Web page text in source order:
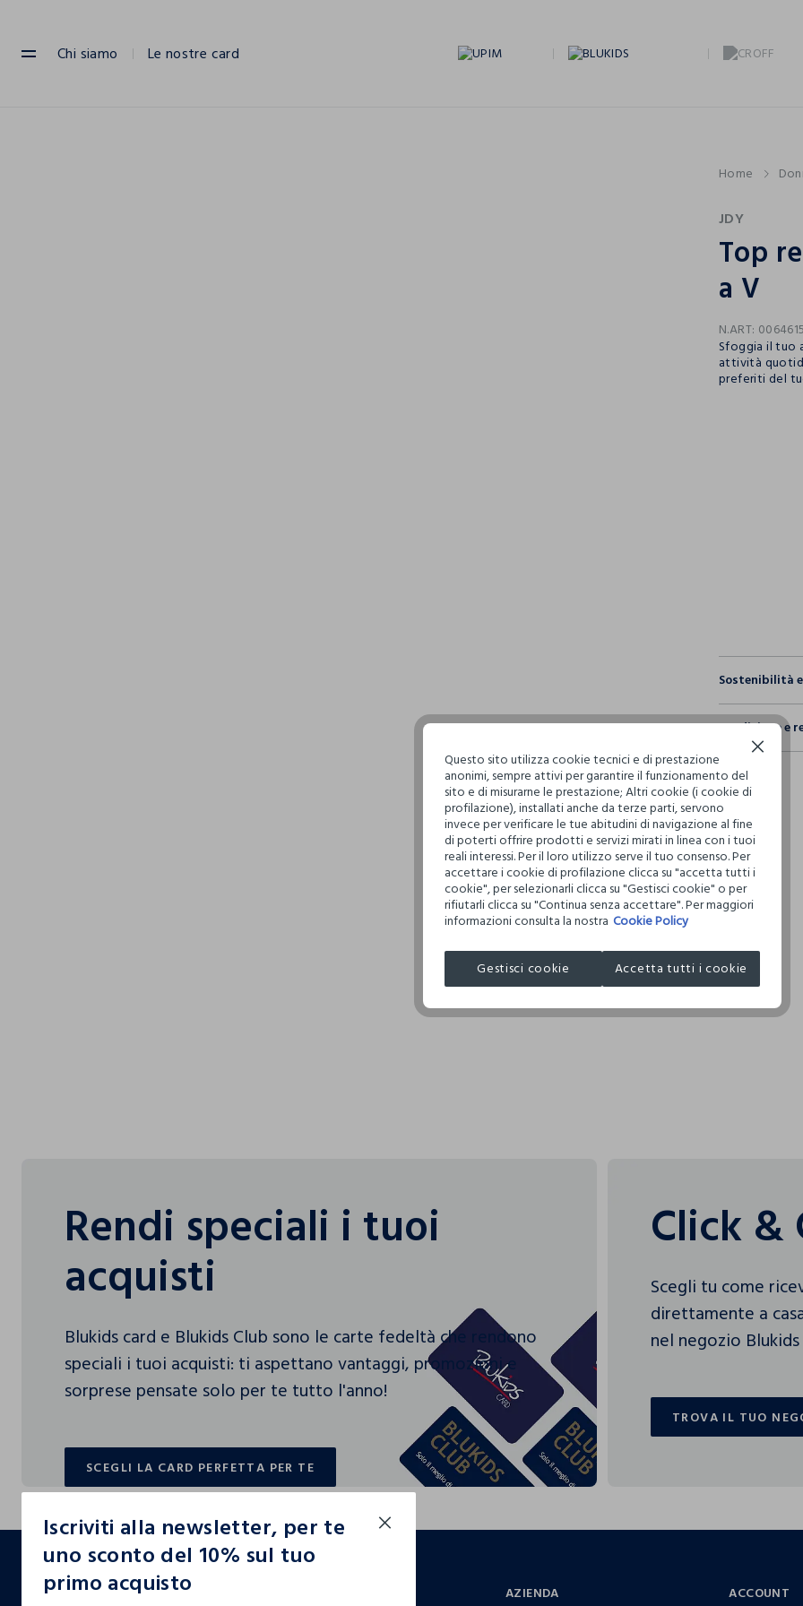
Chi siamo Le nostre card
Home
JDY
Top
a V
N.ART:
Sfoggia il tuo
attività
preferiti del
Sostenibilità
Sicurezza
Il 100%
fisici, per
definito per
restrittivi
Clicca qui
I nostri
BESTSELLER
Spedizione e
Hai fino a
per
Rendi speciali i tuoi
acquisti
Blukids card e Blukids Club sono le carte fedeltà che rendono
speciali i tuoi acquisti: ti aspettano vantaggi, promozioni e
sorprese pensate solo per te tutto l'anno!
SCEGLI LA CARD PERFETTA PER TE
SCEGLI LA CARD PERFETTA PER TE
Click &
Scegli tu come
direttamente a
nel negozio
TROVA IL TUO
TROVA IL TUO
Iscriviti alla newsletter, per te
uno sconto del 10% sul tuo
primo acquisto
footer.ariatitle
AZIENDA
ACCOUNT
Questo sito utilizza cookie tecnici e di prestazione
anonimi, sempre attivi per garantire il funzionamento del
sito e di misurarne le prestazione; Altri cookie (i cookie di
profilazione), installati anche da terze parti, servono
invece per verificare le tue abitudini di navigazione al fine
di poterti offrire prodotti e servizi mirati in linea con i tuoi
reali interessi. Per il loro utilizzo serve il tuo consenso. Per
accettare i cookie di profilazione clicca su "accetta tutti i
cookie", per selezionarli clicca su "Gestisci cookie" o per
rifiutarli clicca su "Continua senza accettare". Per maggiori
informazioni consulta la nostra Cookie Policy
Gestisci cookie Accetta tutti i cookie
Continua senza accettare